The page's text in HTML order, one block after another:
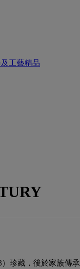
工藝精品
）珍藏，後於家族傳承